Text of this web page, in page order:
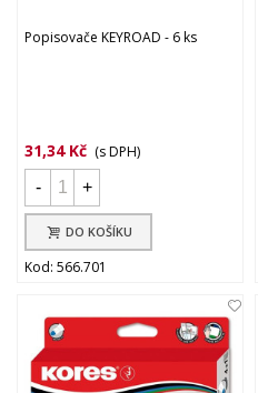
Popisovače KEYROAD - 6 ks
31,34 Kč (s DPH)
-
+
DO KOŠÍKU
Kod: 566.701